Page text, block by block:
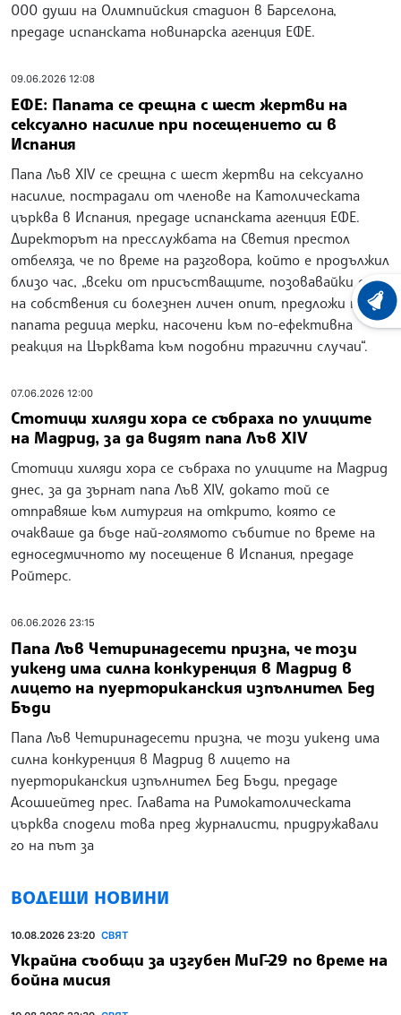
000 души на Олимпийския стадион в Барселона,
предаде испанската новинарска агенция ЕФЕ.
09.06.2026 12:08
ЕФЕ: Папата се срещна с шест жертви на
сексуално насилие при посещението си в
Испания
Папа Лъв XIV се срещна с шест жертви на сексуално
насилие, пострадали от членове на Католическата
църква в Испания, предаде испанската агенция ЕФЕ.
Директорът на пресслужбата на Светия престол
отбеляза, че по време на разговора, който е продължил
близо час, „всеки от присъстващите, позовавайки се
на собствения си болезнен личен опит, предложи на
папата редица мерки, насочени към по-ефективна
реакция на Църквата към подобни трагични случаи“.
07.06.2026 12:00
Стотици хиляди хора се събраха по улиците
на Мадрид, за да видят папа Лъв XIV
Стотици хиляди хора се събраха по улиците на Мадрид
днес, за да зърнат папа Лъв XIV, докато той се
отправяше към литургия на открито, която се
очакваше да бъде най-голямото събитие по време на
едноседмичното му посещение в Испания, предаде
Ройтерс.
06.06.2026 23:15
Папа Лъв Четиринадесети призна, че този
уикенд има силна конкуренция в Мадрид в
лицето на пуерториканския изпълнител Бед
Бъди
Папа Лъв Четиринадесети призна, че този уикенд има
силна конкуренция в Мадрид в лицето на
пуерториканския изпълнител Бед Бъди, предаде
Асошиейтед прес. Главата на Римокатолическата
църква сподели това пред журналисти, придружавали
го на път за
ВОДЕЩИ НОВИНИ
10.08.2026 23:20 СВЯТ
Украйна съобщи за изгубен МиГ-29 по време на
бойна мисия